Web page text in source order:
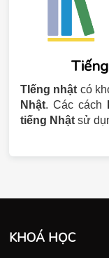
TIếng nhật có
Nhật. Các cách
tiếng Nhật sử
KHOÁ HỌC